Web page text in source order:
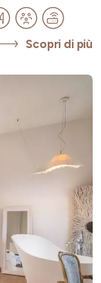
Scopri di più